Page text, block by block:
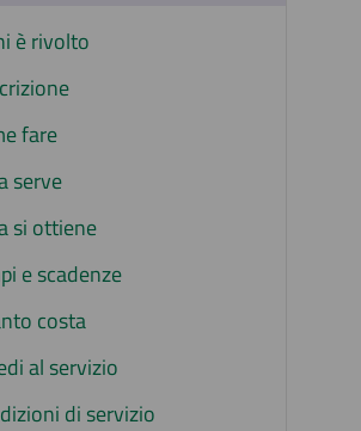
è rivolto
fare
serve
si ottiene
e scadenze
costa
al servizio
di servizio